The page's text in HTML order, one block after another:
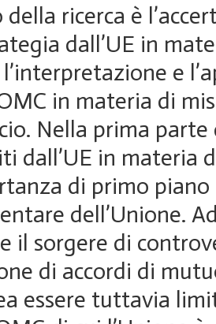
ricerca è
dall’UE in
e
in materia di
Nella prima
dall’UE in materia
di primo
dell’Unione.
il sorgere di
di accordi di
essere tuttavia